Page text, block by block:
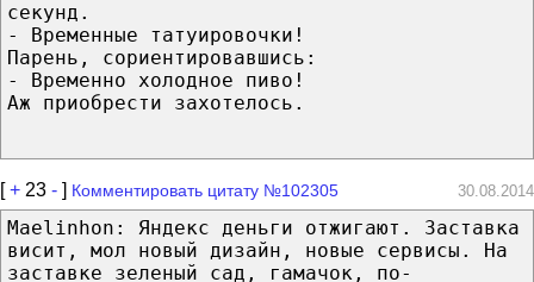
секунд.
- Временные татуировочки!
Парень, сориентировавшись:
- Временно холодное пиво!
Аж приобрести захотелось.
[+ 23 - ] Комментировать цитату №102305 30.08.2014
Maelinhon: Яндекс деньги отжигают. Заставка
висит, мол новый дизайн, новые сервисы. На
заставке зеленый сад, гамачок, по-